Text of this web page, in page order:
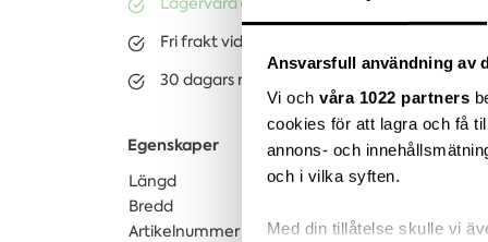
Ansvarsfull användning av
Vi och våra 1022 partners
cookies för att lagra och få
annons- och
och i vilka syften.
Med din tillåtelse skulle vi
Fri frakt vid köp över 3.000kr
30 dagars returrätt på lagervaror
Egenskaper
Längd
90
Bredd
Artikelnummer
0507005625